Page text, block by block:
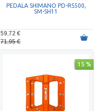
PEDALA SHIMANO PD-RS500,
SM-SH11
59,72 €
71,95 €
15 %